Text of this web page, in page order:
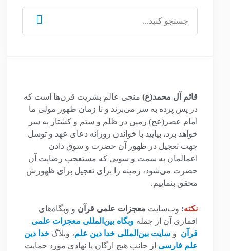
برای:
قائم آل محمد(ع) منجی عالم بشریت قرن‌ها است که
در پس پرده به سر می‌برند و تا زمان ظهور مولی ما
امام عصر(عج) زمین در ظلم و ستم و کشتار به سر
خواهد برد، بیایید با خواندن روزانه دعای عهد و توسل
جهت تعجیل در ظهور آن حضرت و سوق دادن
اعمالمان به سمت و سویی که مستعجب رضایت آن
حضرت می‌شود، زمینه را برای تعجیل برای ظهورش
محقق بنماییم.
نکته: وب‌سایت معجزات علمی قرآن و وبگاه‌های
اقماری آن از جمله وبگاه بین‌المللی معجزات علمی
قرآن و سایت بین‌المللی خدا دین علم، وبلاگ خدا دین
علم فارسی از جانب هیچ ارگان یا نهادی مورد حمایت